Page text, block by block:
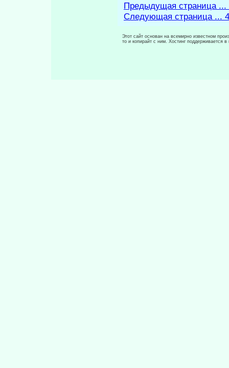
Предыдущая страница ...
Следующая страница ...
Этот сайт основан на всемирно известном
то и копирайт с ним. Хостинг поддерживается